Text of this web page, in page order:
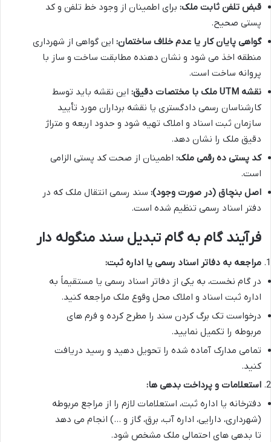
قبض تلفن ثابت ملک: برای اطمینان از وجود خط تلفن و کد
پستی صحیح.
گواهی پایان کار یا عدم خلاف ساختمان: این گواهی از شهرداری
منطقه اخذ می شود و نشان دهنده مطابقت ساخت و ساز با
پروانه ساخت است.
نقشه UTM ملک با مختصات دقیق:
این نقشه باید توسط
کارشناسان رسمی دادگستری یا نقشه برداران مورد تأیید
سازمان ثبت اسناد و املاک تهیه شود و حدود اربعه و متراژ
دقیق ملک را نشان دهد.
کد پستی ده رقمی ملک: اطمینان از صحت کد پستی الزامی
است.
اصل بنچاق (در صورت وجود): سند رسمی انتقال ملک که در
دفتر اسناد رسمی تنظیم شده است.
فرآیند گام به گام تبدیل سند منگوله دار
مراجعه به دفاتر اسناد رسمی یا اداره ثبت:
در گام نخست، به یکی از دفاتر اسناد رسمی یا مستقیماً به
اداره ثبت اسناد و املاک محل وقوع ملک مراجعه کنید.
درخواست تک برگ کردن سند را مطرح کرده و فرم های
مربوطه را تکمیل نمایید.
تمامی مدارک آماده شده را تحویل دهید و رسید دریافت
کنید.
استعلامات و پرداخت بدهی ها:
دفترخانه یا اداره ثبت، استعلامات لازم را از مراجع مربوطه
(شهرداری، دارایی، اداره آب، برق، گاز و …) انجام می دهد
تا بدهی های احتمالی ملک مشخص شود.